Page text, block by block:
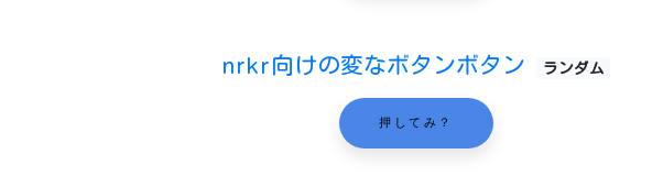
nrkr向けの変なボタンボタン ランダム
押してみ？